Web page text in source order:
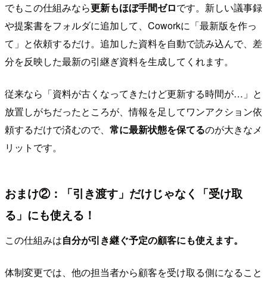
でもこの仕組みなら更新もほぼ手間ゼロです。新しい議事録
や提案書をフォルダに追加して、Coworkに「最新版を作っ
て」と依頼するだけ。追加した資料を自動で読み込んで、差
分を反映した最新の引継ぎ資料を生成してくれます。
従来なら「資料が古くなってきたけど更新する時間が…」と
放置しがちだったところが、情報を足してワンアクション依
頼するだけで済むので、 常に最新状態を保てるのが大きなメ
リットです。
おまけ②：「引き渡す」だけじゃなく「受け取
る」にも使える！
この仕組みは自分が引き継ぐ予定の顧客にも使えます。
体制変更では、他の担当者から顧客を受け取る側になること